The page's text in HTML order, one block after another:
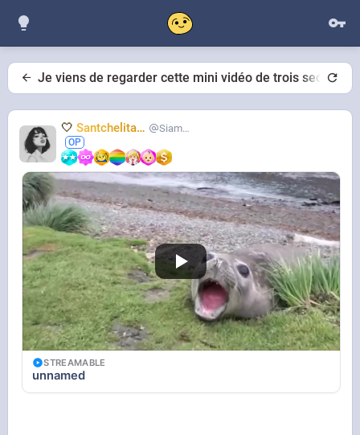
Je viens de regarder cette mini vidéo de trois seconde
🤍 Santchelita🤍 Siameuh
STREAMABLE
unnamed